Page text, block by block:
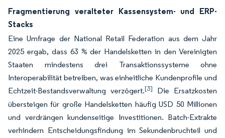
Fragmentierung veralteter Kassensystem- und ERP-
Stacks
Eine Umfrage der National Retail Federation aus dem Jahr
2025 ergab, dass 63 % der Handelsketten in den Vereinigten
Staaten mindestens drei Transaktionssysteme ohne
Interoperabilität betreiben, was einheitliche Kundenprofile und
Echtzeit-Bestandsverwaltung verzögert.[3]
Die Ersatzkosten
übersteigen für große Handelsketten häufig USD 50 Millionen
und verdrängen kundenseitige Investitionen. Batch-Extrakte
verhindern Entscheidungsfindung im Sekundenbruchteil und